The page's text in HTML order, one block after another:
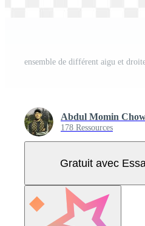
Abdul Momin
178 Ressources
Gratuit avec